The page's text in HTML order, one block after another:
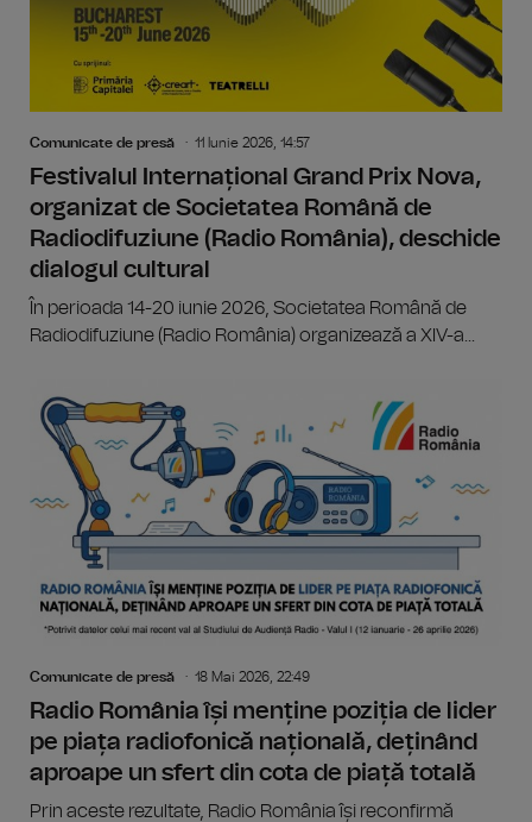
Comunicate de presă 11 Iunie 2026, 14:57
Festivalul Internațional Grand Prix Nova,
organizat de Societatea Română de
Radiodifuziune (Radio România), deschide
dialogul cultural
În perioada 14-20 iunie 2026, Societatea Română de
Radiodifuziune (Radio România) organizează a XIV-a...
Comunicate de presă 18 Mai 2026, 22:49
Radio România își menține poziția de lider
pe piața radiofonică națională, deținând
aproape un sfert din cota de piață totală
Prin aceste rezultate, Radio România își reconfirmă